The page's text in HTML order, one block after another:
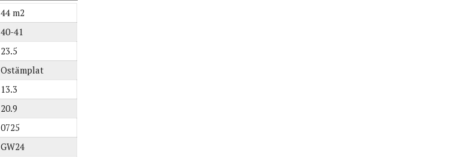
44 m2
40-41
23.5
Ostämplat
13.3
20.9
0725
GW24